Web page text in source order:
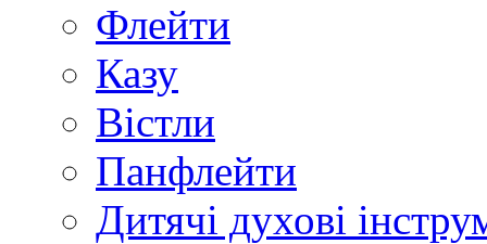
Флейти
Казу
Вістли
Панфлейти
Дитячі духові